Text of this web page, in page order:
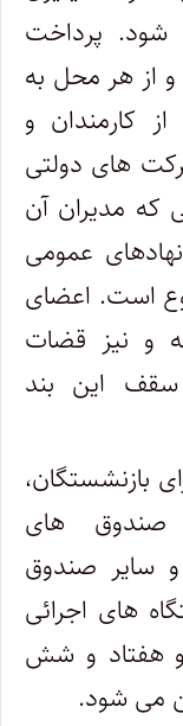
می شود. پرداخت
و از هر محل به
کارمندان و
های دولتی
مدیران آن
عمومی
است. اعضای
و نیز قضات
این بند
بازنشستگان،
صندوق های
سایر صندوق
های اجرائی
و هفتاد و شش